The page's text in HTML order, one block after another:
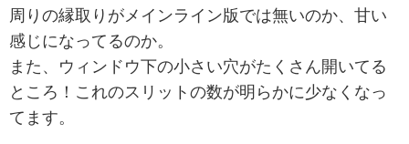
周りの縁取りがメインライン版では無いのか、甘い
感じになってるのか。
また、ウィンドウ下の小さい穴がたくさん開いてる
ところ！これのスリットの数が明らかに少なくなっ
てます。